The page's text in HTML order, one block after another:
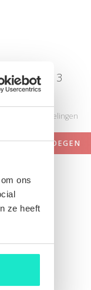
ons
ze heeft
4348 cl 513
gewaardeerd
van 0 beoordelingen
TOEVOEGEN